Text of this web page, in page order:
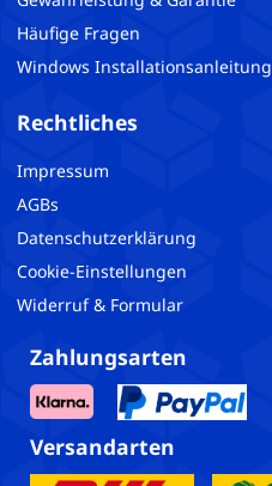
Häufige Fragen
Windows Installationsanleitung
Rechtliches
Impressum
AGBs
Datenschutzerklärung
Cookie-Einstellungen
Widerruf & Formular
Zahlungsarten
Versandarten